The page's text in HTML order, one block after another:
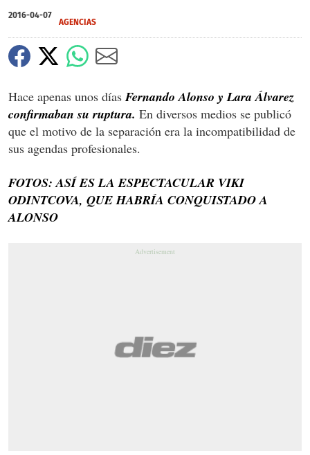
2016-04-07
AGENCIAS
Hace apenas unos días Fernando Alonso y Lara Álvarez
confirmaban su ruptura. En diversos medios se publicó
que el motivo de la separación era la incompatibilidad de
sus agendas profesionales.
FOTOS: ASÍ ES LA ESPECTACULAR VIKI
ODINTCOVA, QUE HABRÍA CONQUISTADO A
ALONSO